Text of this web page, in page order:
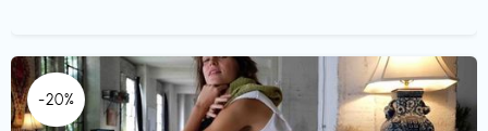
-20%